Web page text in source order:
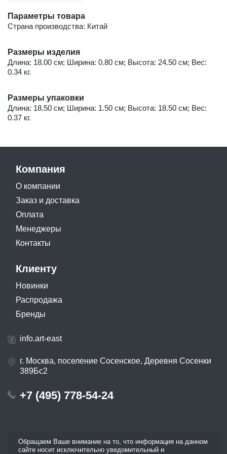
Параметры товара
Страна производства: Китай
Размеры изделия
Длина: 18.00 см; Ширина: 0.80 см; Высота: 24.50 см; Вес:
0.34 кг.
Размеры упаковки
Длина: 18.50 см; Ширина: 1.50 см; Высота: 18.50 см; Вес:
0.37 кг.
Компания
О компании
Заказ и доставка
Оплата
Менеджеры
Контакты
Клиенту
Новинки
Распродажа
Бренды
info.art-east
г. Москва, поселение Сосенское, Деревня Сосенки
389Бс2
+7 (495) 778-54-24
Обращаем Ваше внимание на то, что информация на данном
сайте носит исключительно уведомительный и